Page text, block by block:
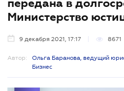
передана в
Министерство
9 декабря 2021, 17:17 8671
Автор:
Ольга Баранова, ведущий
Бизнес